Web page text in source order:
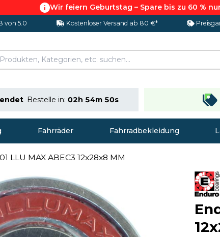
Wir feiern Geburtstag – Spare bis zu 60 %
von 5.0 Kostenloser Versand ab 80 €*
Bestelle in:02h 54m 49s
Fahrräder Fahrradbekleidung
LLU MAX ABEC3 12x28x8 MM